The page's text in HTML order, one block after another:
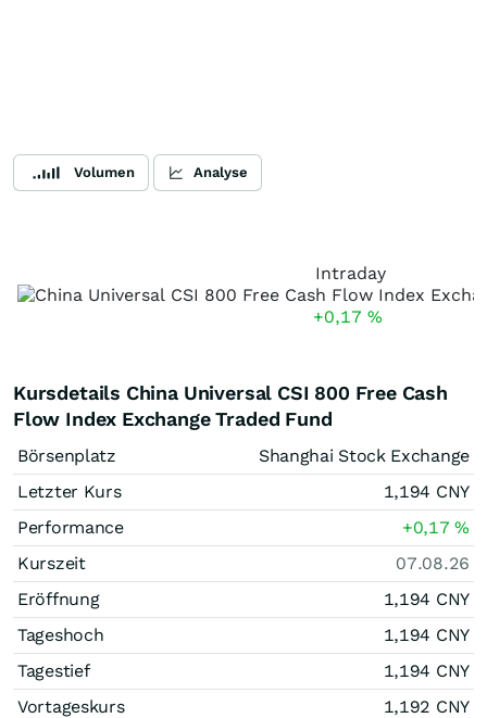
Volumen Analyse
Intraday
+0,17 %
Kursdetails China Universal CSI 800 Free Cash
Flow Index Exchange Traded Fund
Börsenplatz
Shanghai Stock Exchange
Letzter Kurs
1,194 CNY
Performance
+0,17%
Kurszeit
07.08.26
Eröffnung
1,194 CNY
Tageshoch
1,194 CNY
Tagestief
1,194 CNY
Vortageskurs
1,192 CNY